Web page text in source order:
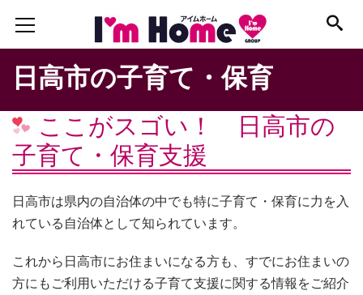
日高市の子育て・保育
ここがスゴい！ 日高市の
子育て・保育支援
日高市は県内の自治体の中でも特に子育て・保育に力を入
れている自治体として知られています。
これから日高市にお住まいになる方も、すでにお住まいの
方にもご利用いただける子育て支援に関する情報をご紹介